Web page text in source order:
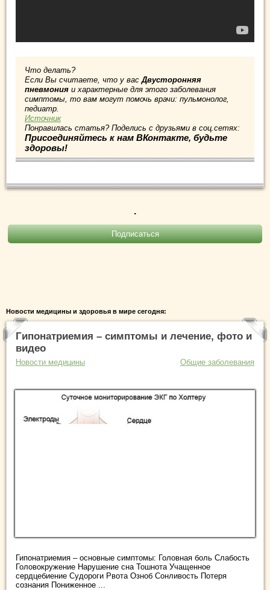
Что делать?
Если Вы считаете, что у васДвусторонняя
пневмония и характерные для этого заболевания
симптомы, то вам могут помочь врачи: пульмонолог,
педиатр.
Источник
Понравилась статья? Поделись с друзьями в соц.сетях:
Присоединяйтесь к нам ВКонтакте, будьте
здоровы!
.
Новости медицины и здоровья в мире сегодня:
Гипонатриемия – симптомы и лечение, фото и
видео
Новости медицины Общие заболевания
Гипонатриемия – основные симптомы: Головная боль Слабость
Головокружение Нарушение сна Тошнота Учащенное
сердцебиение Судороги Рвота Озноб Сонливость Потеря
сознания Пониженное ...